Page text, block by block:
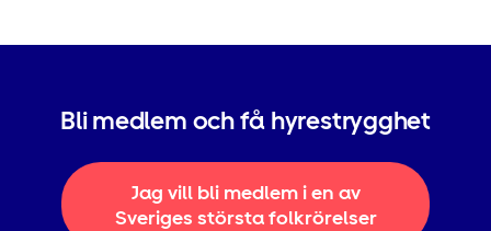
Bli medlem och få hyrestrygghet
Jag vill bli medlem i en av
Sveriges största folkrörelser